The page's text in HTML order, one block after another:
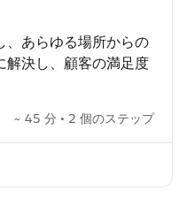
、あらゆる場所からの
解決し、顧客の満足度
~ 45 分 • 2 個のステップ